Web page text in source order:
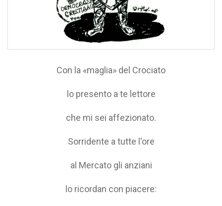
Con la «maglia» del Crociato
lo presento a te lettore
che mi sei affezionato.
Sorridente a tutte l'ore
al Mercato gli anziani
lo ricordan con piacere: